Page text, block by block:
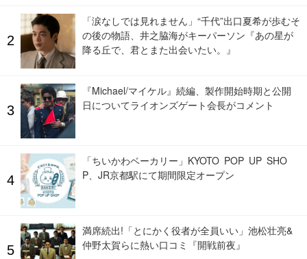
「涙なしでは見れません」“千代”出口夏希が歩むそ
の後の物語、井之脇海がキーパーソン『あの星が
降る丘で、君とまた出会いたい。』
『Michael/マイケル』続編、製作開始時期と公開
日についてライオンズゲート会長がコメント
「ちいかわベーカリー」KYOTO POP UP SHO
P、JR京都駅にて期間限定オープン
満席続出!「とにかく役者が全員いい」池松壮亮&
仲野太賀らに熱い口コミ『開戦前夜』